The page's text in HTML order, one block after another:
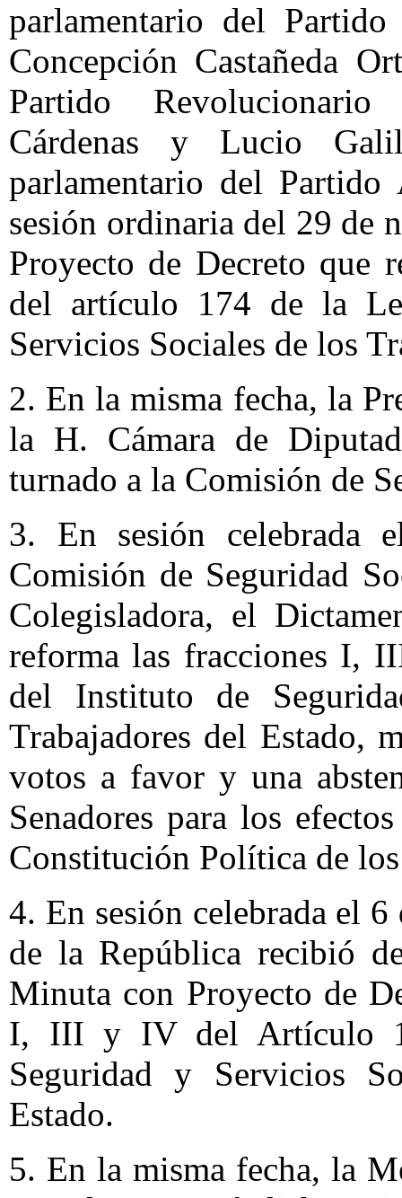
parlamentario del
Concepción Castañeda
Partido
Cárdenas y Lucio
parlamentario del Partido
sesión ordinaria del 29 de
Proyecto de Decreto
del artículo 174 de la
Servicios Sociales de los
2. En la misma fecha, la
la H. Cámara de
turnado a la Comisión de
3. En sesión celebrada
Comisión de Seguridad
Colegisladora, el
reforma las fracciones I,
del Instituto de
Trabajadores del Estado,
votos a favor y una
Senadores para los
Constitución Política de
4. En sesión celebrada el
de la República recibió
Minuta con Proyecto de
I, III y IV del Artículo
Seguridad y Servicios
Estado.
5. En la misma fecha, la